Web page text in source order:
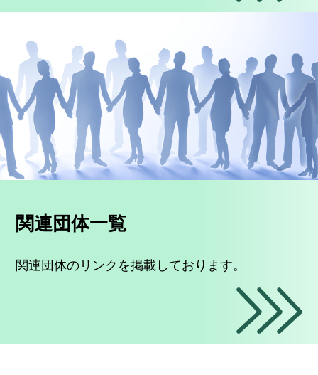
関連団体一覧
関連団体のリンクを掲載しております。